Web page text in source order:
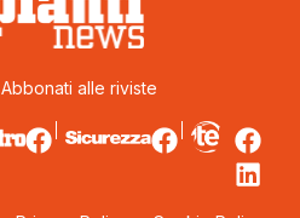
Abbonati alle riviste